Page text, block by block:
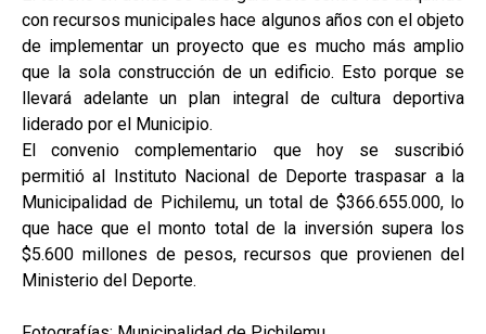
con recursos municipales hace algunos años con el objeto
de implementar un proyecto que es mucho más amplio
que la sola construcción de un edificio. Esto porque se
llevará adelante un plan integral de cultura deportiva
liderado por el Municipio.
El convenio complementario que hoy se suscribió
permitió al Instituto Nacional de Deporte traspasar a la
Municipalidad de Pichilemu, un total de $366.655.000, lo
que hace que el monto total de la inversión supera los
$5.600 millones de pesos, recursos que provienen del
Ministerio del Deporte.